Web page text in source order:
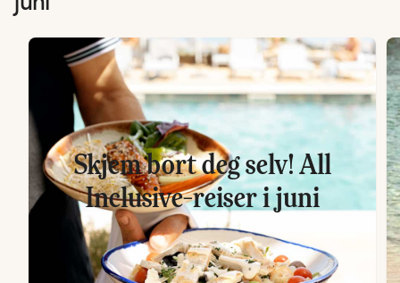
Skjem bort deg selv! All
Inclusive-reiser i juni